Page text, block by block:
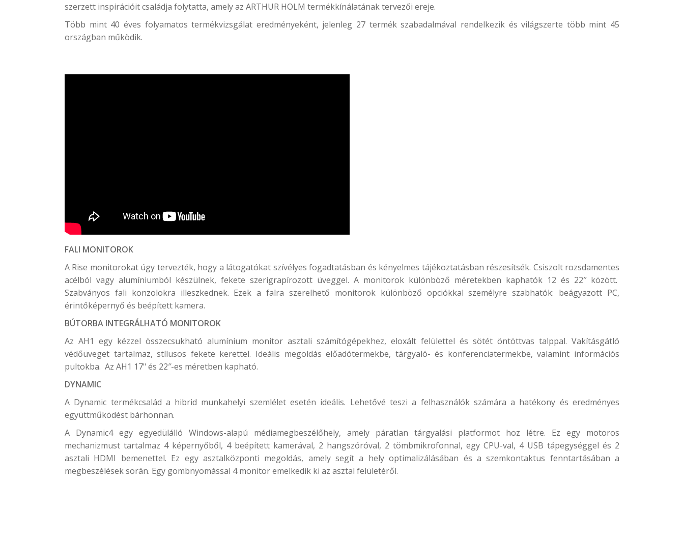
szerzett inspirációit családja folytatta, amely az ARTHUR HOLM termékkínálatának tervezői ereje.
Több mint 40 éves folyamatos termékvizsgálat eredményeként, jelenleg 27 termék szabadalmával rendelkezik és világszerte több mint 45
országban működik.
FALI MONITOROK
A Rise monitorokat úgy tervezték, hogy a látogatókat szívélyes fogadtatásban és kényelmes tájékoztatásban részesítsék. Csiszolt rozsdamentes
acélból vagy alumíniumból készülnek, fekete szerigrapírozott üveggel. A monitorok különböző méretekben kaphatók 12 és 22″ között.
Szabványos fali konzolokra illeszkednek. Ezek a falra szerelhető monitorok különböző opciókkal személyre szabhatók: beágyazott PC,
érintőképernyő és beépített kamera.
BÚTORBA INTEGRÁLHATÓ MONITOROK
Az AH1 egy kézzel összecsukható alumínium monitor asztali számítógépekhez, eloxált felülettel és sötét öntöttvas talppal. Vakításgátló
védőüveget tartalmaz, stílusos fekete kerettel. Ideális megoldás előadótermekbe, tárgyaló- és konferenciatermekbe, valamint információs
pultokba. Az AH1 17" és 22″-es méretben kapható.
DYNAMIC
A Dynamic termékcsalád a hibrid munkahelyi szemlélet esetén ideális. Lehetővé teszi a felhasználók számára a hatékony és eredményes
együttműködést bárhonnan.
A Dynamic4 egy egyedülálló Windows-alapú médiamegbeszélőhely, amely páratlan tárgyalási platformot hoz létre. Ez egy motoros
mechanizmust tartalmaz 4 képernyőből, 4 beépített kamerával, 2 hangszóróval, 2 tömbmikrofonnal, egy CPU-val, 4 USB tápegységgel és 2
asztali HDMI bemenettel. Ez egy asztalközponti megoldás, amely segít a hely optimalizálásában és a szemkontaktus fenntartásában a
megbeszélések során. Egy gombnyomással 4 monitor emelkedik ki az asztal felületéről.